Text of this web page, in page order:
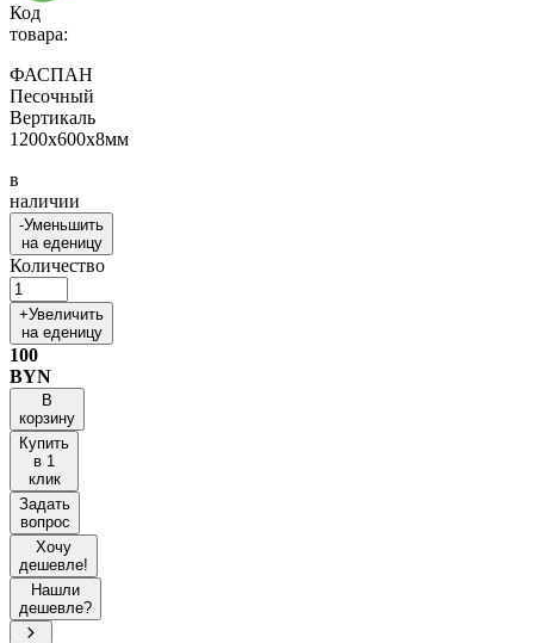
Код
товара:
ФАСПАН
Песочный
Вертикаль
1200х600х8мм
в
наличии
-Уменьшить
на еденицу
Количество
+Увеличить
на еденицу
100
BYN
В
корзину
Купить
в 1
клик
Задать
вопрос
Хочу
дешевле!
Нашли
дешевле?